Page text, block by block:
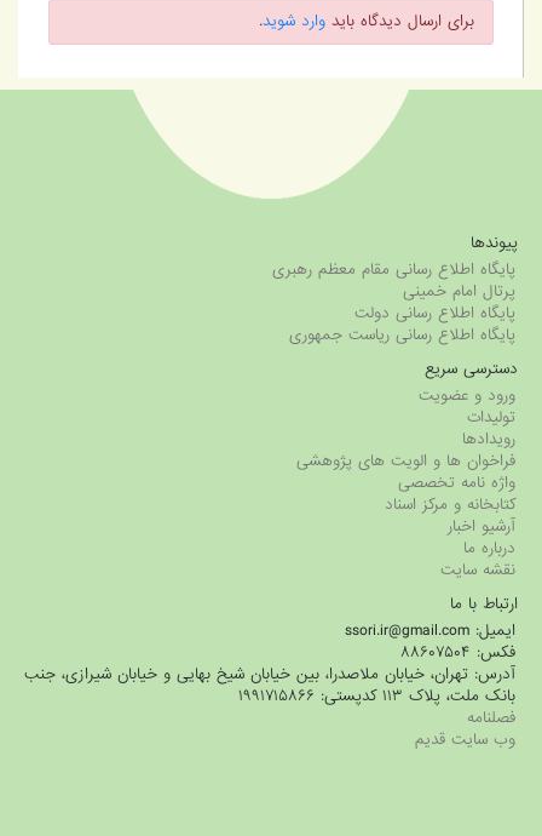
برای ارسال دیدگاه بایدوارد شوید.
پیوندها
پایگاه اطلاع رسانی مقام معظم رهبری
پرتال امام خمینی
پایگاه اطلاع رسانی دولت
پایگاه اطلاع رسانی ریاست جمهوری
دسترسی سریع
ورود و عضویت
تولیدات
رویدادها
فراخوان ها و الویت های پژوهشی
واژه نامه تخصصی
کتابخانه و مرکز اسناد
آرشیو اخبار
درباره ما
نقشه سایت
ارتباط با ما
ایمیل: ssori.ir@gmail.com
فکس: ۸۸۶۰۷۵۰۴
آدرس: تهران، خیابان ملاصدرا، بین خیابان شیخ بهایی و خیابان شیرازی، جنب
بانک ملت، پلاک ۱۱۳ کدپستی: ۱۹۹۱۷۱۵۸۶۶
فصلنامه
وب سایت قدیم